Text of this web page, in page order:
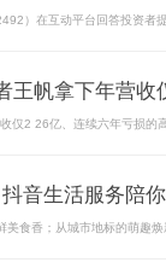
）在互动平台回答投资者
王帆拿下年营收
仅2 26亿、连续六年亏损的
音生活服务陪
美食香；从城市地标的萌趣焕